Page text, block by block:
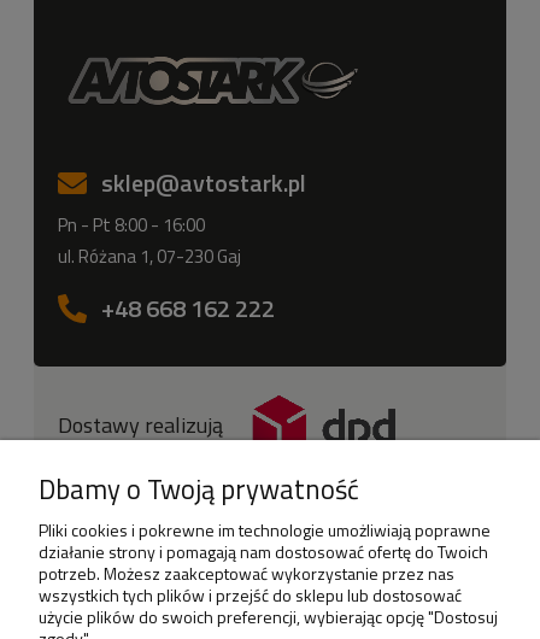
sklep@avtostark.pl
Pn - Pt 8:00 - 16:00
ul. Różana 1, 07-230 Gaj
+48 668 162 222
Dostawy realizują
Dbamy o Twoją prywatność
Pliki cookies i pokrewne im technologie umożliwiają poprawne
działanie strony i pomagają nam dostosować ofertę do Twoich
potrzeb. Możesz zaakceptować wykorzystanie przez nas
wszystkich tych plików i przejść do sklepu lub dostosować
użycie plików do swoich preferencji, wybierając opcję "Dostosuj